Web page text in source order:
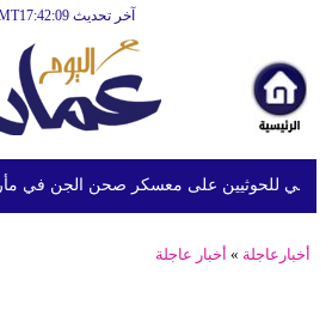
آخر تحديث GMT17:42:09
للحوثيين على معسكر صحن الجن في مأرب
أخبارعاجلة » أخبار عاجلة